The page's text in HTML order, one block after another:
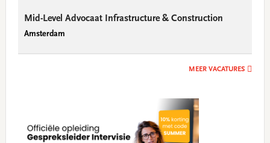
Mid-Level Advocaat Infrastructure & Construction
Amsterdam
MEER VACATURES